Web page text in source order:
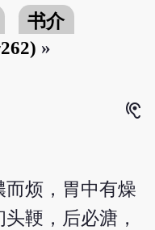
书介
»
hearing
而烦，胃中有燥
鞕，后必溏，